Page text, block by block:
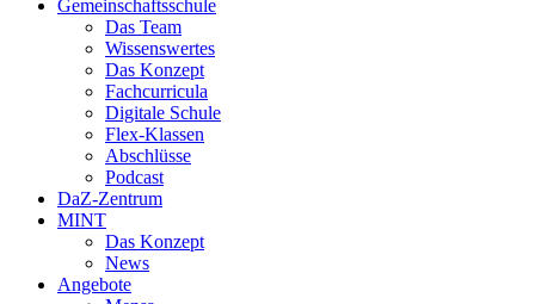
Gemeinschaftsschule
Das Team
Wissenswertes
Das Konzept
Fachcurricula
Digitale Schule
Flex-Klassen
Abschlüsse
Podcast
DaZ-Zentrum
MINT
Das Konzept
News
Angebote